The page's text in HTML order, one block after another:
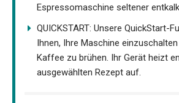
Espressomaschine seltener
QUICKSTART: Unsere QuickStart-
Ihnen, Ihre Maschine
Kaffee zu brühen. Ihr Gerät heizt
ausgewählten Rezept auf.